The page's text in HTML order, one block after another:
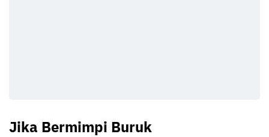
Jika Bermimpi Buruk